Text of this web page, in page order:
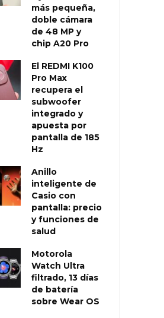
más pequeña,
doble cámara
de 48 MP y
chip A20 Pro
El REDMI K100
Pro Max
recupera el
subwoofer
integrado y
apuesta por
pantalla de 185
Hz
Anillo
inteligente de
Casio con
pantalla: precio
y funciones de
salud
Motorola
Watch Ultra
filtrado, 13 días
de batería
sobre Wear OS